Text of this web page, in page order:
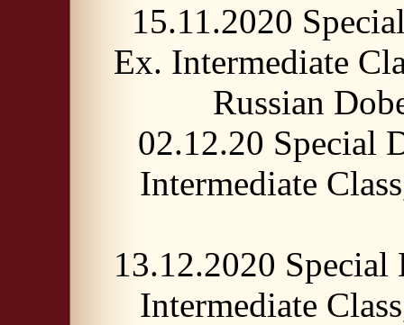
15.11.2020
Ex. Intermediate
Russian
02.12.20 Special
Intermediate
13.12.2020
Intermediate